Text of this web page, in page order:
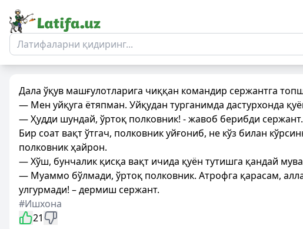
Дала ўқув машғулотларига чиққан командир сержантга
— Мен уйқуга ётяпман. Уйқудан турганимда дастурхонда
— Ҳудди шундай, ўртоқ полковник! - жавоб берибди сержант.
Бир соат вақт ўтгач, полковник уйғониб, не кўз билан
полковник ҳайрон.
— Хўш, бунчалик қисқа вақт ичида қуён тутишга қандай
— Муаммо бўлмади, ўртоқ полковник. Атрофга қарасам,
улгурмади! – дермиш сержант.
#Ишхона
21